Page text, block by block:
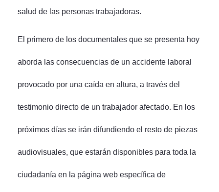
salud de las personas trabajadoras.
El primero de los documentales que se presenta hoy
aborda las consecuencias de un accidente laboral
provocado por una caída en altura, a través del
testimonio directo de un trabajador afectado. En los
próximos días se irán difundiendo el resto de piezas
audiovisuales, que estarán disponibles para toda la
ciudadanía en la página web específica de